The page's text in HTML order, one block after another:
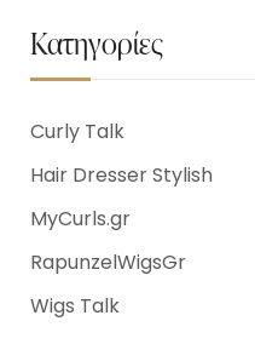
Κατηγορίες
Curly Talk
Hair Dresser Stylish
MyCurls.gr
RapunzelWigsGr
Wigs Talk